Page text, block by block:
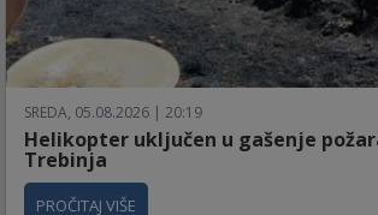
SREDA, 05.08.2026 | 20:19
Helikopter uključen u gašenje
Trebinja
PROČITAJ VIŠE